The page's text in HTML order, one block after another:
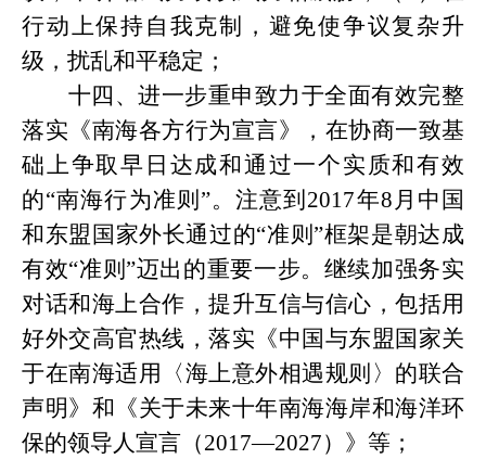
行动上保持自我克制，避免使争议复杂升
级，扰乱和平稳定；
十四、进一步重申致力于全面有效完整
落实《南海各方行为宣言》，在协商一致基
础上争取早日达成和通过一个实质和有效
的“南海行为准则”。注意到2017年8月中国
和东盟国家外长通过的“准则”框架是朝达成
有效“准则”迈出的重要一步。继续加强务实
对话和海上合作，提升互信与信心，包括用
好外交高官热线，落实《中国与东盟国家关
于在南海适用〈海上意外相遇规则〉的联合
声明》和《关于未来十年南海海岸和海洋环
保的领导人宣言（2017—2027）》等；